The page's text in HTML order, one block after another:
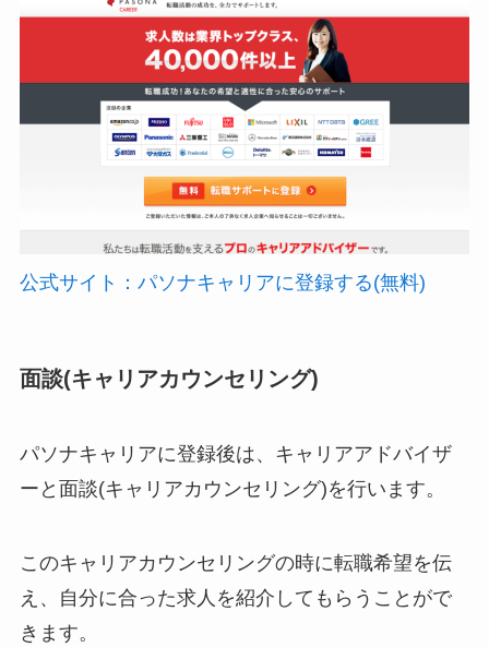
公式サイト：パソナキャリアに登録する(無料)
面談(キャリアカウンセリング)
パソナキャリアに登録後は、キャリアアドバイザ
ーと面談(キャリアカウンセリング)を行います。
このキャリアカウンセリングの時に転職希望を伝
え、自分に合った求人を紹介してもらうことがで
きます。